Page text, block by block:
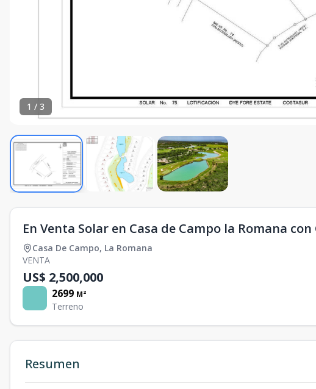
1 / 3
En Venta Solar en Casa de Campo la Romana
Casa De Campo, La Romana
VENTA
US$ 2,500,000
2699 M²
Terreno
Resumen